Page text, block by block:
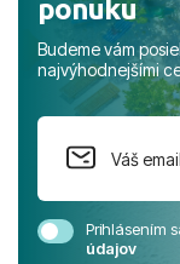
ponuku
Budeme vám
najvýhodnejšími
Prihlásením
údajov